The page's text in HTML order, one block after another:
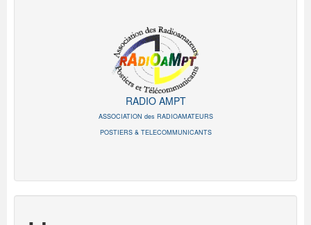
RADIO AMPT
ASSOCIATION des RADIOAMATEURS
POSTIERS & TELECOMMUNICANTS